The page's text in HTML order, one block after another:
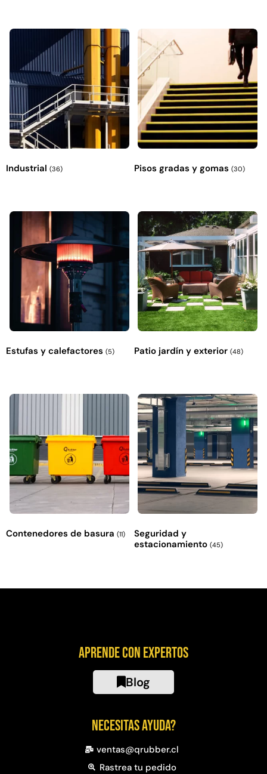
Industrial (36) Pisos gradas y gomas (30)
Estufas y calefactores (5) Patio jardín y exterior (48)
Contenedores de basura (11)
Seguridad y
estacionamiento (45)
Aprende con expertos
Blog
Necesitas ayuda?
ventas@qrubber.cl
Rastrea tu pedido
Empaquetadura 3/16"
4.8mm neopreno con 1 tela
3.5MP
$803.797
Agregar al carrito
Explora más productos